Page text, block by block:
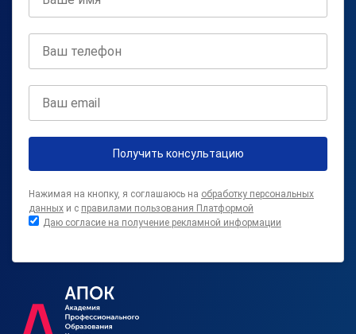
Получить консультацию
Нажимая на кнопку, я соглашаюсь на обработку персональных
данных и с правилами пользования Платформой
Даю согласие на получение рекламной информации